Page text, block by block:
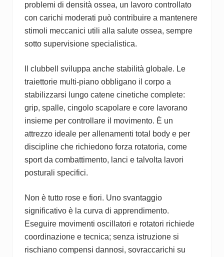
problemi di densità ossea, un lavoro controllato
con carichi moderati può contribuire a mantenere
stimoli meccanici utili alla salute ossea, sempre
sotto supervisione specialistica.
Il clubbell sviluppa anche stabilità globale. Le
traiettorie multi-piano obbligano il corpo a
stabilizzarsi lungo catene cinetiche complete:
grip, spalle, cingolo scapolare e core lavorano
insieme per controllare il movimento. È un
attrezzo ideale per allenamenti total body e per
discipline che richiedono forza rotatoria, come
sport da combattimento, lanci e talvolta lavori
posturali specifici.
Non è tutto rose e fiori. Uno svantaggio
significativo è la curva di apprendimento.
Eseguire movimenti oscillatori e rotatori richiede
coordinazione e tecnica; senza istruzione si
rischiano compensi dannosi, sovraccarichi su